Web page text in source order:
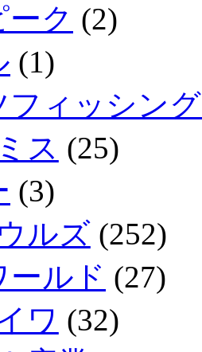
ーク (2)
(1)
フィッシン
ス (25)
(3)
ルズ(252)
ールド (27)
ワ (32)